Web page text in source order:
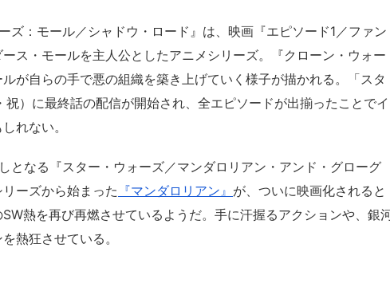
ズ：モール／シャドウ・ロード』は、映画『エピソード1／ファン
ス・モールを主人公としたアニメシリーズ。『クローン・ウォー
が自らの手で悪の組織を築き上げていく様子が描かれる。「スタ
）に最終話の配信が開始され、全エピソードが出揃ったことでイ
れない。
となる『スター・ウォーズ／マンダロリアン・アンド・グローグ
ーズから始まった 『マンダロリアン』 が、ついに映画化されると
熱を再び再燃させているようだ。手に汗握るアクションや、銀
熱狂させている。